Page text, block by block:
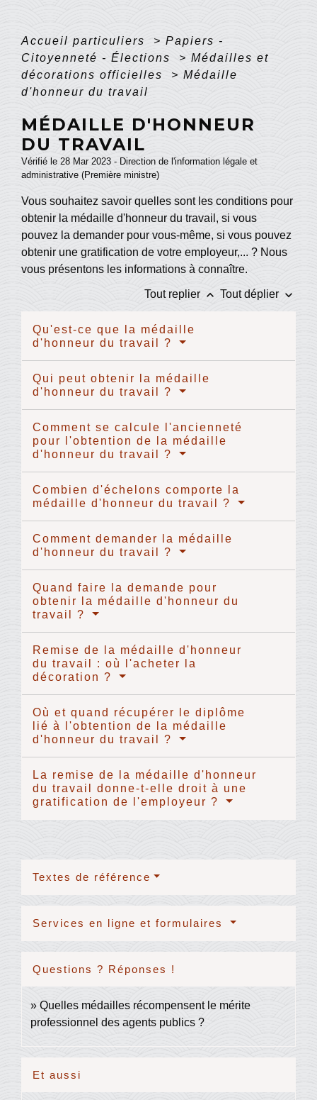
Accueil particuliers > Papiers -
Citoyenneté - Élections
> Médailles et
décorations officielles
> Médaille
d'honneur du travail
MÉDAILLE D'HONNEUR
DU TRAVAIL
Vérifié le 28 Mar 2023 - Direction de l'information légale et
administrative (Première ministre)
Vous souhaitez savoir quelles sont les conditions pour
obtenir la médaille d'honneur du travail, si vous
pouvez la demander pour vous-même, si vous pouvez
obtenir une gratification de votre employeur,... ? Nous
vous présentons les informations à connaître.
Tout replier keyboard_arrow_up Tout déplier keyboard_arrow_down
Qu'est-ce que la médaille
d'honneur du travail ?
Qui peut obtenir la médaille
d'honneur du travail ?
Comment se calcule l'ancienneté
pour l'obtention de la médaille
d'honneur du travail ?
Combien d'échelons comporte la
médaille d'honneur du travail ?
Comment demander la médaille
d'honneur du travail ?
Quand faire la demande pour
obtenir la médaille d'honneur du
travail ?
Remise de la médaille d'honneur
du travail : où l'acheter la
décoration ?
Où et quand récupérer le diplôme
lié à l'obtention de la médaille
d'honneur du travail ?
La remise de la médaille d'honneur
du travail donne-t-elle droit à une
gratification de l'employeur ?
Textes de référence
Services en ligne et formulaires
Questions ? Réponses !
Quelles médailles récompensent le mérite
professionnel des agents publics ?
Et aussi